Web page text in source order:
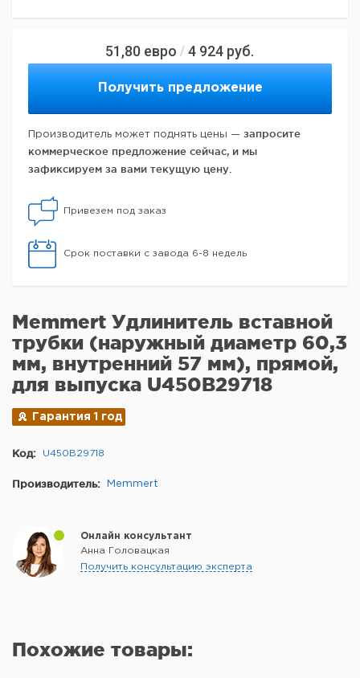
51,80 евро / 4 924 руб.
Получить предложение
Производитель может поднять цены — запросите
коммерческое предложение сейчас, и мы
зафиксируем за вами текущую цену.
Привезем под заказ
Срок поставки с завода 6-8 недель
Memmert Удлинитель вставной
трубки (наружный диаметр 60,3
мм, внутренний 57 мм), прямой,
для выпуска U450B29718
Гарантия 1 год
Код: U450B29718
Производитель: Memmert
Онлайн консультант
Анна Головацкая
Получить консультацию эксперта
Похожие товары: